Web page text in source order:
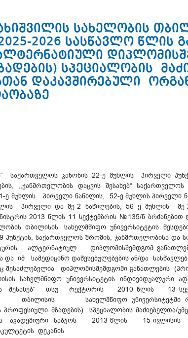
სახელობის
2026 სასწავლო წლის
სპეციალობის
დაკავშირებული
საქართველოს კანონის 22-ე მუხლის პირველი
,,ჯანმრთელობის დაცვის შესახებ“
ე მუხლის პირველი ნაწილის, 52-ე მუხლის პირველი
პირველი და მე-2 ნაწილების, 56–ე მუხლის მე-
2013 წლის 11 სექტემბრის №135/ნ
თბილისის სახელმწიფო უნივერსიტეტის
9 პუნქტის, საქართველოს შრომის, ჯანმრთელობისა
ალტერნატიულ დიპლომისშემდგომ
და იმ სამედიცინო დაწესებულებების ან/და
შესაძლებელია დიპლომისშემდგომი განათლების
სახელმწიფო უნივერსიტეტის ინდივიდუალური
შესახებ“ თსუ რექტორის 2010 წლის 13
სახელმწიფო უნივერსიტეტში
მზადების) სპეციალობის მაძიებელთა/
თსუ-ს აკადემიური საბჭოს 2013 წლის 15
დეკანის